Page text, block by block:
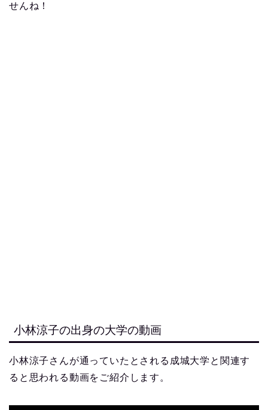
せんね！
小林涼子の出身の大学の動画
小林涼子さんが通っていたとされる成城大学と関連す
ると思われる動画をご紹介します。